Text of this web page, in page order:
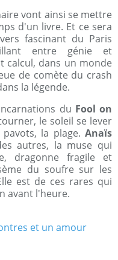
vont ainsi se mettre
d'un livre. Et ce sera
fascinant du Paris
entre génie et
calcul, dans un monde
de comète du crash
la légende.
du Fool on
le soleil se lever
la plage. Anaïs
autres, la muse qui
dragonne fragile et
du soufre sur les
est de ces rares qui
avant l'heure.